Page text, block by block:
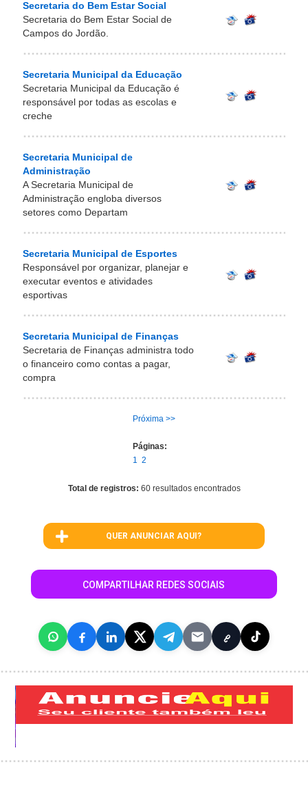
Secretaria do Bem Estar Social
Secretaria do Bem Estar Social de
Campos do Jordão.
Secretaria Municipal da Educação
Secretaria Municipal da Educação é
responsável por todas as escolas e
creche
Secretaria Municipal de
Administração
A Secretaria Municipal de
Administração engloba diversos
setores como Departam
Secretaria Municipal de Esportes
Responsável por organizar, planejar e
executar eventos e atividades
esportivas
Secretaria Municipal de Finanças
Secretaria de Finanças administra todo
o financeiro como contas a pagar,
compra
Próxima >>
Páginas:
1 2
Total de registros: 60 resultados encontrados
QUER ANUNCIAR AQUI?
COMPARTILHAR REDES SOCIAIS